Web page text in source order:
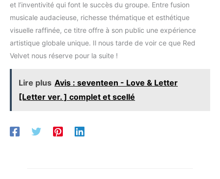
et l’inventivité qui font le succès du groupe. Entre fusion
musicale audacieuse, richesse thématique et esthétique
visuelle raffinée, ce titre offre à son public une expérience
artistique globale unique. Il nous tarde de voir ce que Red
Velvet nous réserve pour la suite !
Lire plus Avis : seventeen - Love & Letter
[Letter ver. ] complet et scellé